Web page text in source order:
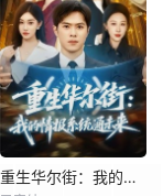
重生华尔街：我的情报系统通未来